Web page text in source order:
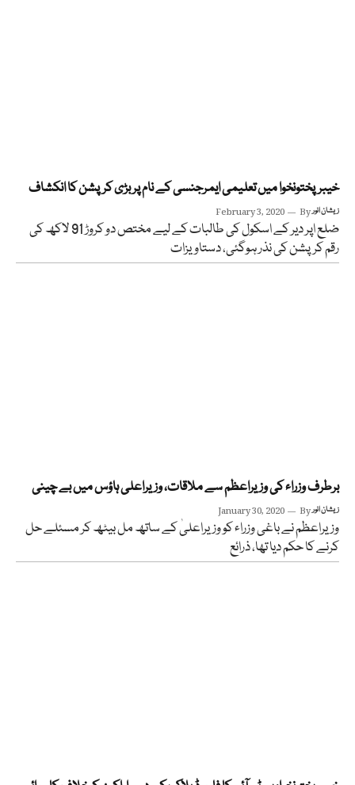
خیبرپختونخوا میں تعلیمی ایمرجنسی کے نام پر بڑی کرپشن کا انکشاف
February 3, 2020 Byزیشان انور
ضلع اپر دیر کے اسکول کی طالبات کے لیے مختص دو کروڑ 91 لاکھ کی
رقم کرپشن کی نذر ہوگئی، دستاویزات
برطرف وزراء کی وزیراعظم سے ملاقات، وزیراعلی ہاؤس میں بے چینی
January 30, 2020 Byزیشان انور
وزیراعظم نے باغی وزراء کو وزیراعلیٰ کے ساتھ مل بیٹھ کر مسئلے حل
کرنے کا حکم دیا تھا، ذرائع